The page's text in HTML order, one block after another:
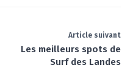
Article suivant
Les meilleurs spots de
Surf des Landes